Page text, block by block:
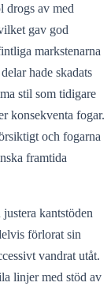
drogs av med
gav god
markstenarna
hade skadats
stil som tidigare
konsekventa fogar.
och fogarna
framtida
kantstöden
förlorat sin
vandrat utåt.
linjer med stöd av